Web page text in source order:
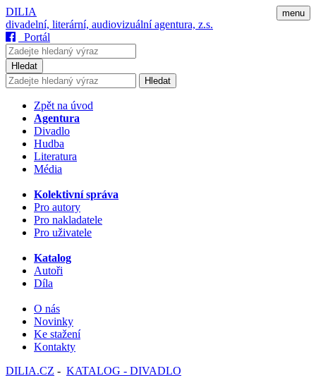
menu
DILIA
divadelní, literární, audiovizuální agentura, z.s.
Portál
Hledat
Hledat
Zpět na úvod
Agentura
Divadlo
Hudba
Literatura
Média
Kolektivní správa
Pro autory
Pro nakladatele
Pro uživatele
Katalog
Autoři
Díla
O nás
Novinky
Ke stažení
Kontakty
DILIA.CZ - KATALOG - DIVADLO